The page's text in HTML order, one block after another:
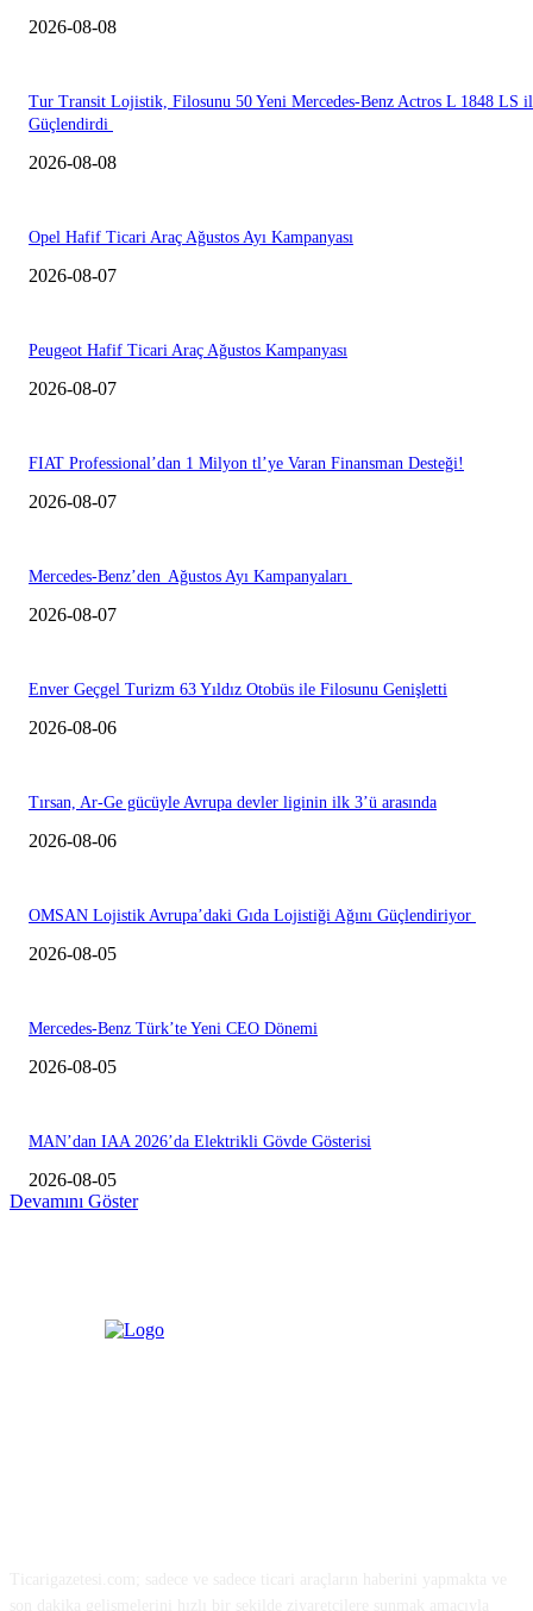
2026-08-08
Tur Transit Lojistik, Filosunu 50 Yeni Mercedes-Benz Actros L 1848 LS
Güçlendirdi
2026-08-08
Opel Hafif Ticari Araç Ağustos Ayı Kampanyası
2026-08-07
Peugeot Hafif Ticari Araç Ağustos Kampanyası
2026-08-07
FIAT Professional’dan 1 Milyon tl’ye Varan Finansman Desteği!
2026-08-07
Mercedes-Benz’den Ağustos Ayı Kampanyaları
2026-08-07
Enver Geçgel Turizm 63 Yıldız Otobüs ile Filosunu Genişletti
2026-08-06
Tırsan, Ar-Ge gücüyle Avrupa devler liginin ilk 3’ü arasında
2026-08-06
OMSAN Lojistik Avrupa’daki Gıda Lojistiği Ağını Güçlendiriyor
2026-08-05
Mercedes-Benz Türk’te Yeni CEO Dönemi
2026-08-05
MAN’dan IAA 2026’da Elektrikli Gövde Gösterisi
2026-08-05
Devamını Göster